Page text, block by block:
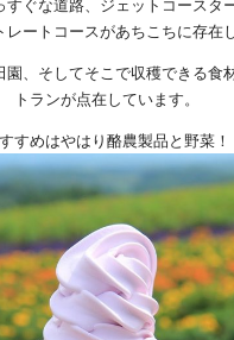
すぐな道路、ジェットコースタ
レートコースがあちこちに存在し
園、そしてそこで収穫できる食
トランが点在しています。
すめはやはり酪農製品と野菜！